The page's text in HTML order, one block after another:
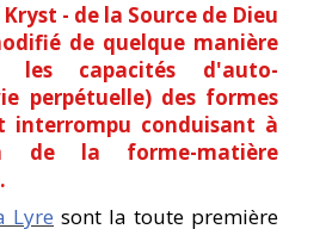
- de la Source de Dieu
de quelque manière
capacités d'auto-
perpétuelle) des formes
interrompu conduisant à
de la forme-matière
Lyre sont la toute première